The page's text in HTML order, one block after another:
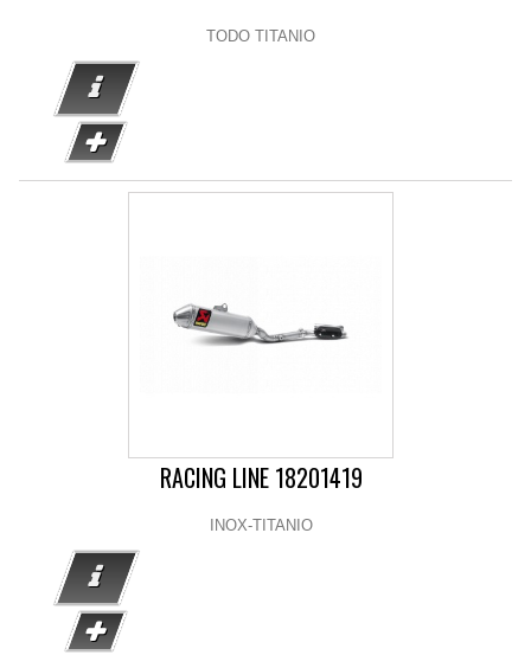
TODO TITANIO
RACING LINE 18201419
INOX-TITANIO